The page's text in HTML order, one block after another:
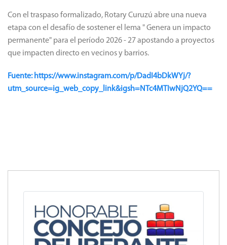
Con el traspaso formalizado, Rotary Curuzú abre una nueva
etapa con el desafío de sostener el lema " Genera un impacto
permanente" para el período 2026 - 27 apostando a proyectos
que impacten directo en vecinos y barrios.
Fuente: https://www.instagram.com/p/DadI4bDkWYj/?
utm_source=ig_web_copy_link&igsh=NTc4MTIwNjQ2YQ==